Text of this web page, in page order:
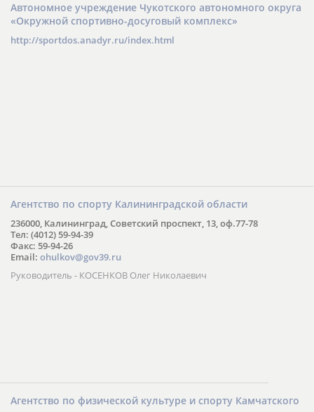
Автономное учреждение Чукотского автономного округа
«Окружной спортивно-досуговый комплекс»
http://sportdos.anadyr.ru/index.html
Агентство по спорту Калининградской области
236000, Калининград, Советский проспект, 13, оф.77-78
Тел: (4012) 59-94-39
Факс: 59-94-26
Email: ohulkov@gov39.ru
Руководитель - КОСЕНКОВ Олег Николаевич
Агентство по физической культуре и спорту Камчатского